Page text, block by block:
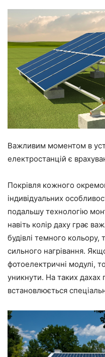
Важливим моментом в
електростанцій є
Покрівля кожного
індивідуальних
подальшу технологію
навіть колір даху грає
будівлі темного
сильного нагрівання.
фотоелектричні модулі,
уникнути. На таких
встановлюється